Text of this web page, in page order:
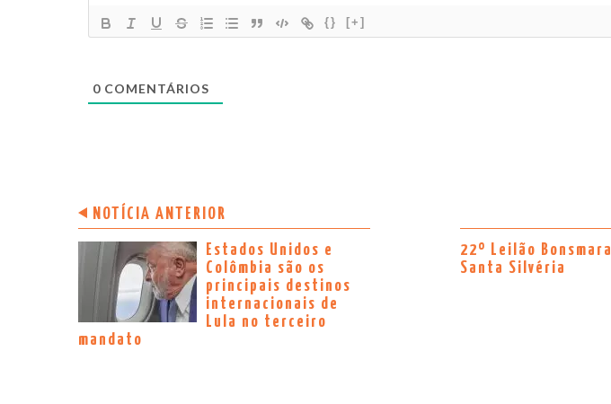
{} [+]
0 COMENTÁRIOS
NOTÍCIA ANTERIOR
Estados Unidos e
Colômbia são os
principais destinos
internacionais de
Lula no terceiro
mandato
22º Leilão Bonsmara
Santa Silvéria